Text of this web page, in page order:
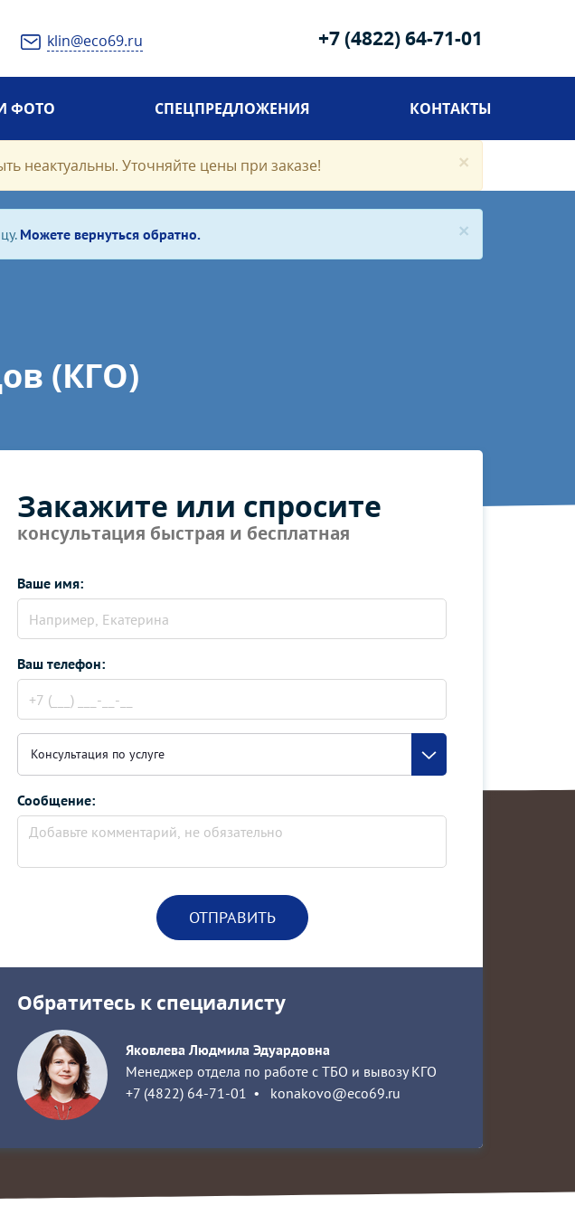
klin@eco69.ru +7 (4822) 64-71-01
ФОТО СПЕЦПРЕДЛОЖЕНИЯ КОНТАКТЫ
×
неактуальны. Уточняйте цены при заказе!
×
Можете вернуться обратно.
(КГО)
Закажите или спросите
консультация быстрая и бесплатная
Ваше имя:
Ваш телефон:
Консультация по услуге
Сообщение:
Обратитесь к специалисту
Яковлева Людмила Эдуардовна
Менеджер отдела по работе с ТБО и вывозу КГО
+7 (4822) 64-71-01 • konakovo@eco69.ru